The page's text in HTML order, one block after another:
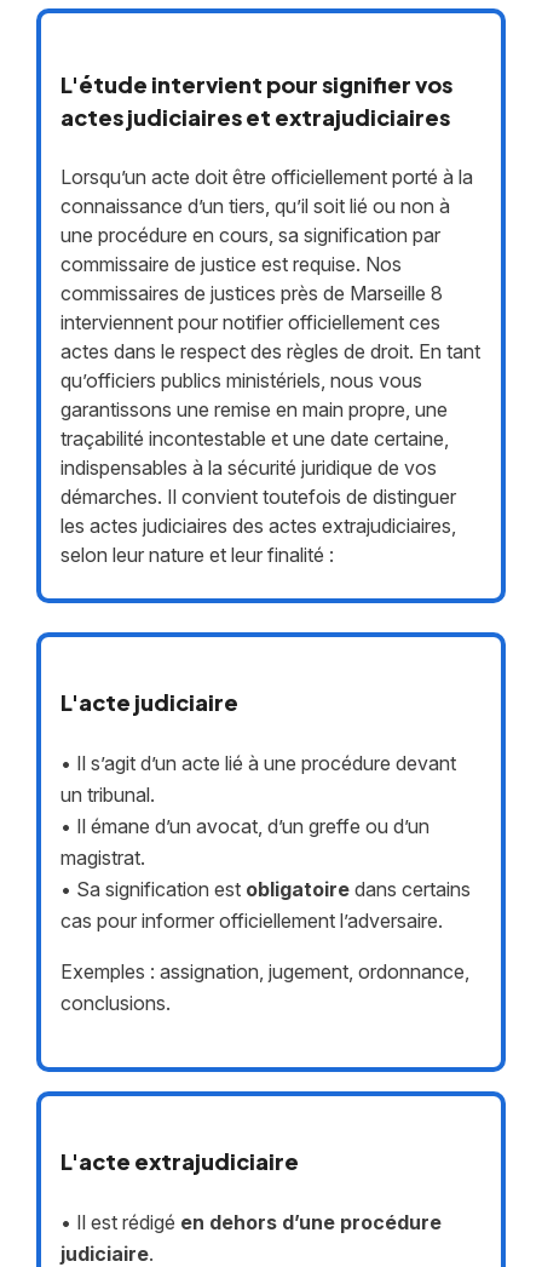
L'étude intervient pour signifier vos
actes judiciaires et extrajudiciaires
Lorsqu’un acte doit être officiellement porté à la
connaissance d’un tiers, qu’il soit lié ou non à
une procédure en cours, sa signification par
commissaire de justice est requise. Nos
commissaires de justices près de Marseille 8
interviennent pour notifier officiellement ces
actes dans le respect des règles de droit. En tant
qu’officiers publics ministériels, nous vous
garantissons une remise en main propre, une
traçabilité incontestable et une date certaine,
indispensables à la sécurité juridique de vos
démarches. Il convient toutefois de distinguer
les actes judiciaires des actes extrajudiciaires,
selon leur nature et leur finalité :
L'acte judiciaire
• Il s’agit d’un acte lié à une procédure devant
un tribunal.
• Il émane d’un avocat, d’un greffe ou d’un
magistrat.
• Sa signification est obligatoiredans certains
cas pour informer officiellement l’adversaire.
Exemples : assignation, jugement, ordonnance,
conclusions.
L'acte extrajudiciaire
• Il est rédigé en dehors d’une procédure
judiciaire.